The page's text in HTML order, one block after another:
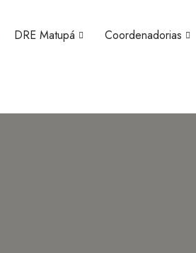
DRE Matupá Coordenadorias